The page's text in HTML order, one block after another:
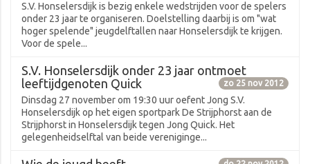
S.V. Honselersdijk is bezig enkele wedstrijden voor de spelers
onder 23 jaar te organiseren. Doelstelling daarbij is om "wat
hoger spelende" jeugdelftallen naar Honselersdijk te krijgen.
Voor de spele...
S.V. Honselersdijk onder 23 jaar ontmoet
leeftijdgenoten Quick
zo 25 nov 2012
Dinsdag 27 november om 19:30 uur oefent Jong S.V.
Honselersdijk op het eigen sportpark De Strijphorst aan de
Strijphorst in Honselersdijk tegen Jong Quick. Het
gelegenheidselftal van beide vereniginge...